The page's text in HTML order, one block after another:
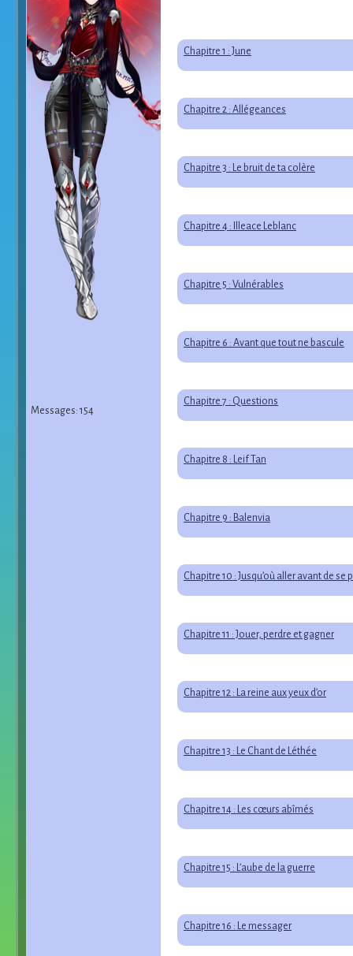
Messages: 154
Chapitre 1 : June
Chapitre 2 : Allégeances
Chapitre 3 : Le bruit de ta colère
Chapitre 4 : Illeace Leblanc
Chapitre 5 : Vulnérables
Chapitre 6 : Avant que tout ne bascule
Chapitre 7 : Questions
Chapitre 8 : Leif Tan
Chapitre 9 : Balenvia
Chapitre 10 : Jusqu’où aller avant de se
Chapitre 11 : Jouer, perdre et gagner
Chapitre 12 : La reine aux yeux d’or
Chapitre 13 : Le Chant de Léthée
Chapitre 14 : Les cœurs abîmés
Chapitre 15 : L’aube de la guerre
Chapitre 16 : Le messager